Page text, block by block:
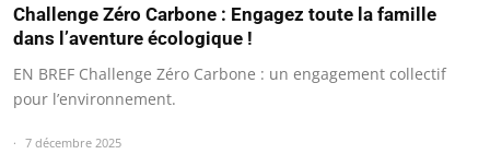
Challenge Zéro Carbone : Engagez toute la famille
dans l’aventure écologique !
EN BREF Challenge Zéro Carbone : un engagement collectif
pour l’environnement.
7 décembre 2025